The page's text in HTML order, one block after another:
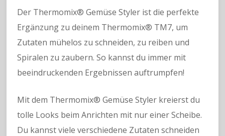
Der Thermomix® Gemüse Styler ist die perfekte
Ergänzung zu deinem Thermomix® TM7, um
Zutaten mühelos zu schneiden, zu reiben und
Spiralen zu zaubern. So kannst du immer mit
beeindruckenden Ergebnissen auftrumpfen!
Mit dem Thermomix® Gemüse Styler kreierst du
tolle Looks beim Anrichten mit nur einer Scheibe.
Du kannst viele verschiedene Zutaten schneiden